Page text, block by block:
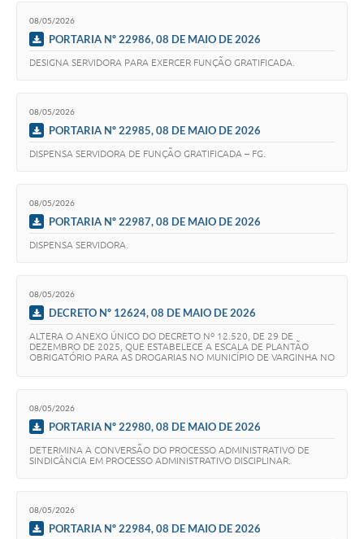
08/05/2026
PORTARIA Nº 22986, 08 DE MAIO DE 2026
DESIGNA SERVIDORA PARA EXERCER FUNÇÃO GRATIFICADA.
08/05/2026
PORTARIA Nº 22985, 08 DE MAIO DE 2026
DISPENSA SERVIDORA DE FUNÇÃO GRATIFICADA – FG.
08/05/2026
PORTARIA Nº 22987, 08 DE MAIO DE 2026
DISPENSA SERVIDORA.
08/05/2026
DECRETO Nº 12624, 08 DE MAIO DE 2026
ALTERA O ANEXO ÚNICO DO DECRETO Nº 12.520, DE 29 DE
DEZEMBRO DE 2025, QUE ESTABELECE A ESCALA DE PLANTÃO
OBRIGATÓRIO PARA AS DROGARIAS NO MUNICÍPIO DE VARGINHA NO
08/05/2026
PORTARIA Nº 22980, 08 DE MAIO DE 2026
DETERMINA A CONVERSÃO DO PROCESSO ADMINISTRATIVO DE
SINDICÂNCIA EM PROCESSO ADMINISTRATIVO DISCIPLINAR.
08/05/2026
PORTARIA Nº 22984, 08 DE MAIO DE 2026